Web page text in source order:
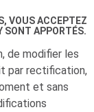
VOUS ACCEPTEZ
SONT APPORTÉS.
de modifier les
par rectification,
et sans